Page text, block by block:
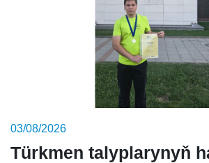
03/08/2026
Türkmen talyplarynyň